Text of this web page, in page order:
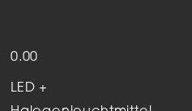
0.00
LED +